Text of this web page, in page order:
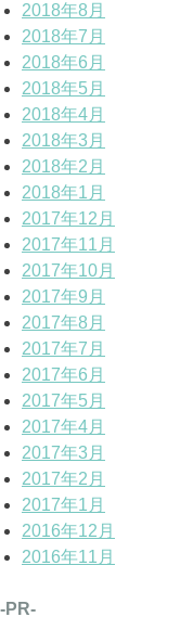
2018年8月
2018年7月
2018年6月
2018年5月
2018年4月
2018年3月
2018年2月
2018年1月
2017年12月
2017年11月
2017年10月
2017年9月
2017年8月
2017年7月
2017年6月
2017年5月
2017年4月
2017年3月
2017年2月
2017年1月
2016年12月
2016年11月
-PR-